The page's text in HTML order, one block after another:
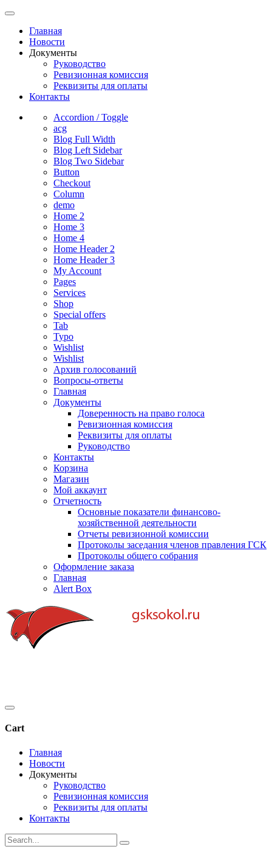
Главная
Новости
Документы
Руководство
Ревизионная комиссия
Реквизиты для оплаты
Контакты
Accordion / Toggle
acg
Blog Full Width
Blog Left Sidebar
Blog Two Sidebar
Button
Checkout
Column
demo
Home 2
Home 3
Home 4
Home Header 2
Home Header 3
My Account
Pages
Services
Shop
Special offers
Tab
Typo
Wishlist
Wishlist
Архив голосований
Вопросы-ответы
Главная
Документы
Доверенность на право голоса
Ревизионная комиссия
Реквизиты для оплаты
Руководство
Контакты
Корзина
Магазин
Мой аккаунт
Отчетность
Основные показатели финансово-
хозяйственной деятельности
Отчеты ревизионной комиссии
Протоколы заседания членов правления ГСК
Протоколы общего собрания
Оформление заказа
Главная
Alert Box
Cart
Главная
Новости
Документы
Руководство
Ревизионная комиссия
Реквизиты для оплаты
Контакты